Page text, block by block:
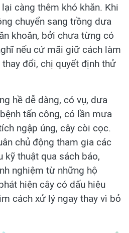
càng thêm khó khăn. Khi
chuyển sang trồng dưa
khoăn, bởi chưa từng có
nếu cứ mãi giữ cách làm
đổi, chị quyết định thử
hề dễ dàng, có vụ, dưa
tấn công, có lần mưa
ngập úng, cây còi cọc.
chủ động tham gia các
kỹ thuật qua sách báo,
nghiệm từ những hộ
hiện cây có dấu hiệu
cách xử lý ngay thay vì bỏ